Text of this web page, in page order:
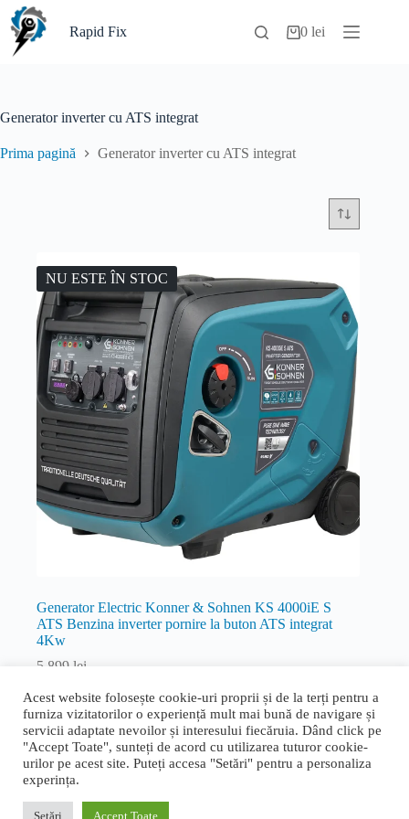
Sari
conținut
Rapid Fix
Coș0lei
Generator inverter cu ATS integrat
Prima pagină Generator inverter cu ATS integrat
NU ESTE ÎN STOC
Generator Electric Konner & Sohnen KS 4000iE S
ATS Benzina inverter pornire la buton ATS integrat
4Kw
5.899 lei
Inverter
Citește mai mult
Termeni și condiții generale
cookie| Livrare, retur și garanție
Acest website folosește cookie-uri proprii și de la terți pentru a
furniza vizitatorilor o experiență mult mai bună de navigare și
servicii adaptate nevoilor și interesului fiecăruia. Dând click pe
"Accept Toate", sunteți de acord cu utilizarea tuturor cookie-
urilor pe acest site. Puteți accesa "Setări" pentru a personaliza
experința.
Setări Accept Toate